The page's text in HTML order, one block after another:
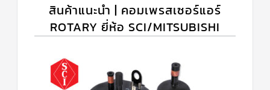
สินค้าแนะนำ | คอมเพรสเซอร์แอร์
ROTARY ยี่ห้อ SCI/MITSUBISHI